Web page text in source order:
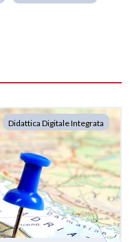
Didattica Digitale Integrata